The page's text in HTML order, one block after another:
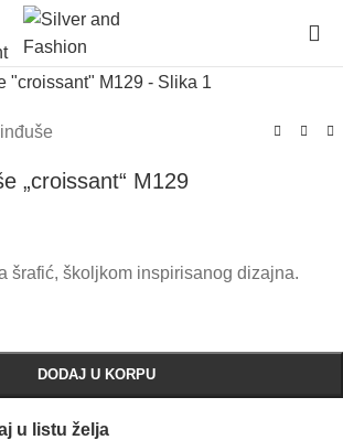
„croissant“ M129
šrafić, školjkom inspirisanog dizajna.
DODAJ U KORPU
u listu želja